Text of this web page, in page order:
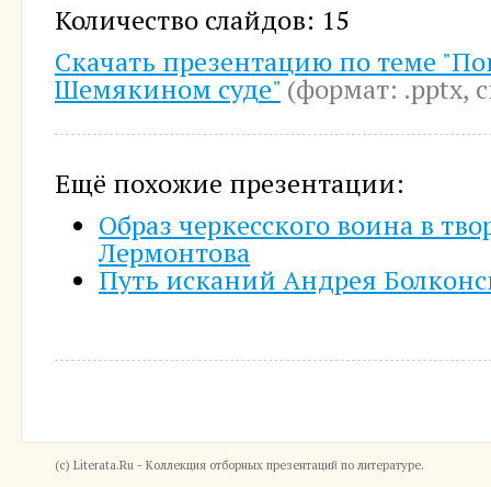
Количество слайдов: 15
Скачать презентацию по теме
Шемякином суде" (формат: .pptx,
Ещё похожие презентации:
Образ черкесского воина в
Лермонтова
Путь исканий Андрея
(c) Literata.Ru - Коллекция отборных презентаций по литературе.